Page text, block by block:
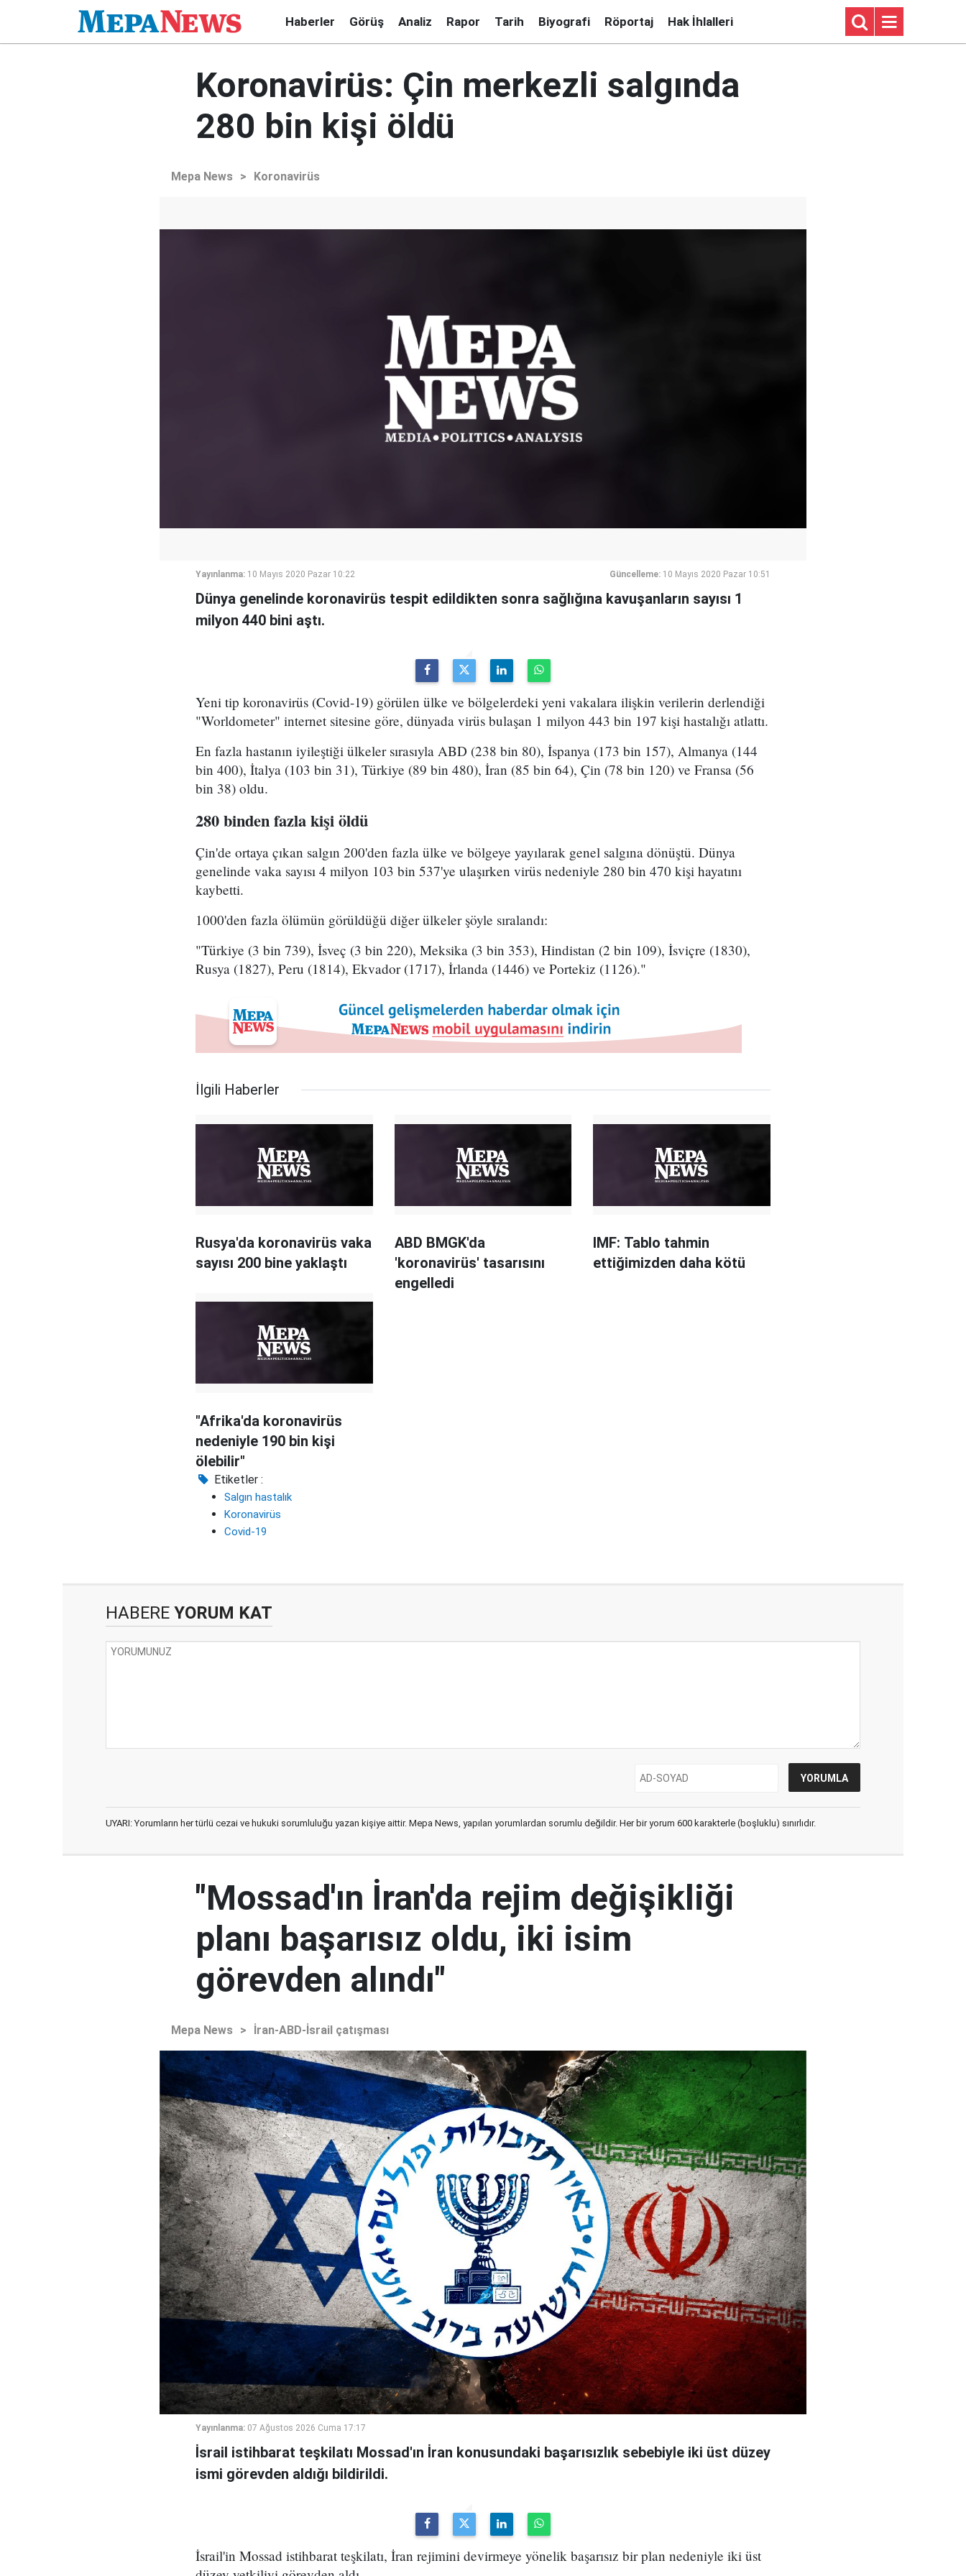
Haberler Görüş Analiz Rapor Tarih Biyografi Röportaj Hak İhlalleri
Koronavirüs: Çin merkezli salgında
280 bin kişi öldü
Mepa News > Koronavirüs
Yayınlanma: 10 Mayıs 2020 Pazar 10:22 Güncelleme: 10 Mayıs 2020 Pazar 10:51
Dünya genelinde koronavirüs tespit edildikten sonra sağlığına kavuşanların sayısı 1
milyon 440 bini aştı.
Yeni tip koronavirüs (Covid-19) görülen ülke ve bölgelerdeki yeni vakalara ilişkin verilerin derlendiği
"Worldometer" internet sitesine göre, dünyada virüs bulaşan 1 milyon 443 bin 197 kişi hastalığı atlattı.
En fazla hastanın iyileştiği ülkeler sırasıyla ABD (238 bin 80), İspanya (173 bin 157), Almanya (144
bin 400), İtalya (103 bin 31), Türkiye (89 bin 480), İran (85 bin 64), Çin (78 bin 120) ve Fransa (56
bin 38) oldu.
280 binden fazla kişi öldü
Çin'de ortaya çıkan salgın 200'den fazla ülke ve bölgeye yayılarak genel salgına dönüştü. Dünya
genelinde vaka sayısı 4 milyon 103 bin 537'ye ulaşırken virüs nedeniyle 280 bin 470 kişi hayatını
kaybetti.
1000'den fazla ölümün görüldüğü diğer ülkeler şöyle sıralandı:
"Türkiye (3 bin 739), İsveç (3 bin 220), Meksika (3 bin 353), Hindistan (2 bin 109), İsviçre (1830),
Rusya (1827), Peru (1814), Ekvador (1717), İrlanda (1446) ve Portekiz (1126)."
İlgili Haberler
Rusya'da koronavirüs vaka
sayısı 200 bine yaklaştı
ABD BMGK'da
'koronavirüs' tasarısını
engelledi
IMF: Tablo tahmin
ettiğimizden daha kötü
"Afrika'da koronavirüs
nedeniyle 190 bin kişi
ölebilir"
Etiketler :
Salgın hastalık
Koronavirüs
Covid-19
HABERE YORUM KAT
UYARI: Yorumların her türlü cezai ve hukuki sorumluluğu yazan kişiye aittir. Mepa News, yapılan yorumlardan sorumlu değildir. Her bir yorum 600 karakterle (boşluklu) sınırlıdır.
"Mossad'ın İran'da rejim değişikliği
planı başarısız oldu, iki isim
görevden alındı"
Mepa News > İran-ABD-İsrail çatışması
Yayınlanma: 07 Ağustos 2026 Cuma 17:17
İsrail istihbarat teşkilatı Mossad'ın İran konusundaki başarısızlık sebebiyle iki üst düzey
ismi görevden aldığı bildirildi.
İsrail'in Mossad istihbarat teşkilatı, İran rejimini devirmeye yönelik başarısız bir plan nedeniyle iki üst